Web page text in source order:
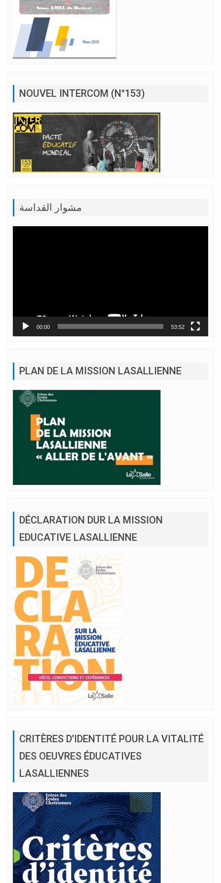
NOUVEL INTERCOM (N°153)
مشوار القداسة
00:00 53:52
PLAN DE LA MISSION LASALLIENNE
DÉCLARATION DUR LA MISSION
EDUCATIVE LASALLIENNE
CRITÈRES D’IDENTITÉ POUR LA VITALITÉ
DES OEUVRES ÉDUCATIVES
LASALLIENNES